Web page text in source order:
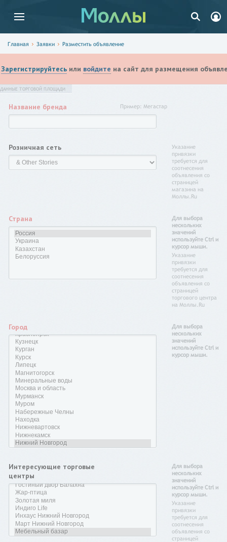
Главная Заявки Разместить объявление
Зарегистрируйтесь или войдите на сайт для размещения
ДАННЫЕ ТОРГОВОЙ ПЛОЩАДИ
Название бренда Пример: Мегастар
Розничная сеть
Указание
привязки
требуется для
соотнесения
объявления со
страницей
магазина на
Моллы.Ru
Страна
Для выбора
нескольких
значений
используйте Ctrl и
курсор мыши.
Указание
привязки
требуется для
соотнесения
объявления со
страницей
торгового центра
на Моллы.Ru
Город
Для выбора
нескольких
значений
используйте Ctrl и
курсор мыши.
Интересующие торговые
центры
Для выбора
нескольких
значений
используйте Ctrl и
курсор мыши.
Указание
привязки
требуется для
соотнесения
объявления со
страницей